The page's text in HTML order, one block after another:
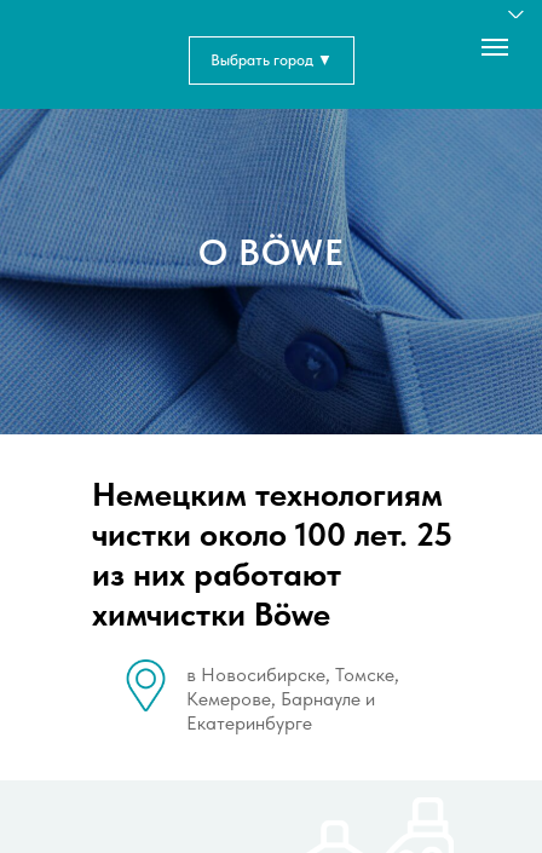
Выбрать город ▼
О BÖWE
Немецким технологиям
чистки около 100 лет. 25
из них работают
химчистки Böwe
в Новосибирске, Томске,
Кемерове, Барнауле и
Екатеринбурге